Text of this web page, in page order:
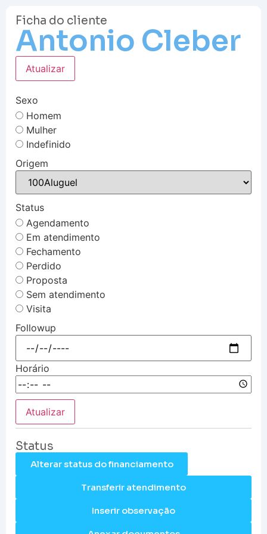
Ficha do cliente
Antonio Cleber
Atualizar
Sexo
Homem
Mulher
Indefinido
Origem
Status
Agendamento
Em atendimento
Fechamento
Perdido
Proposta
Sem atendimento
Visita
Followup
Horário
Atualizar
Status
Alterar status do financiamento
Transferir atendimento
Inserir observação